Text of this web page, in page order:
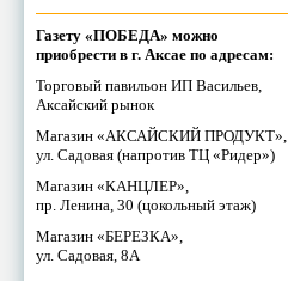
Газету «ПОБЕДА» можно
приобрести в г. Аксае по адресам:
Торговый павильон ИП Васильев,
Аксайский рынок
Магазин «АКСАЙСКИЙ ПРОДУКТ»,
ул. Садовая (напротив ТЦ «Ридер»)
Магазин «КАНЦЛЕР»,
пр. Ленина, 30 (цокольный этаж)
Магазин «БЕРЕЗКА»,
ул. Садовая, 8А